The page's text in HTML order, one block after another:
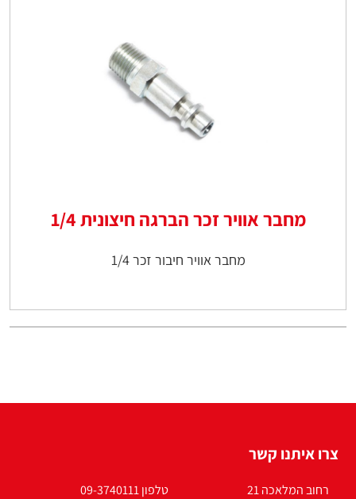
מחבר אוויר זכר הברגה חיצונית 1/4
מחבר אוויר חיבור זכר 1/4
צרו איתנו קשר
רחוב המלאכה 21
טלפון 09-3740111